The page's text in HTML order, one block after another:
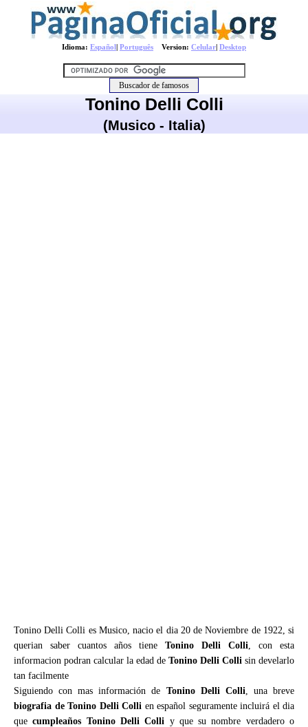
Idioma: Español| Português Version: Celular| Desktop
Tonino Delli Colli
(Musico - Italia)
Tonino Delli Colli es Musico, nacio el dia 20 de Noviembre de 1922, si
querian saber cuantos años tiene Tonino Delli Colli, con esta
informacion podran calcular la edad de Tonino Delli Colli sin develarlo
tan facilmente
Siguiendo con mas información de Tonino Delli Colli, una breve
biografia de Tonino Delli Colli en español seguramente incluirá el dia
quecumpleaños Tonino Delli Colli y que su nombre verdadero o